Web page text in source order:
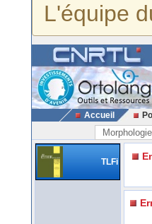
L'équipe
Accueil
Morphologie
TLFi